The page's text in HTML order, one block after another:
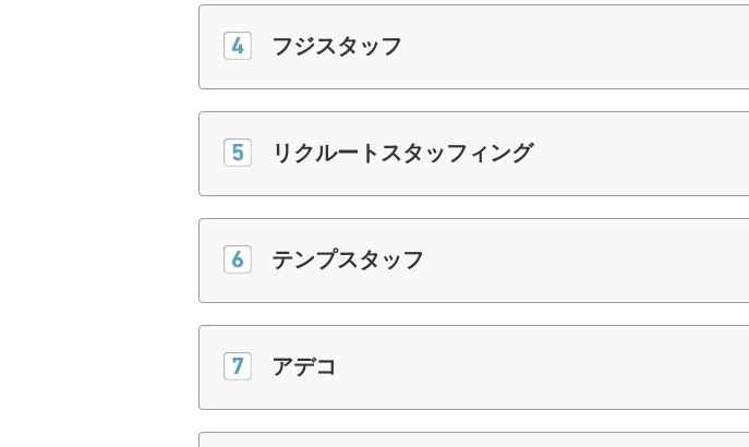
フジスタッフ
リクルートスタッフィング
テンプスタッフ
アデコ